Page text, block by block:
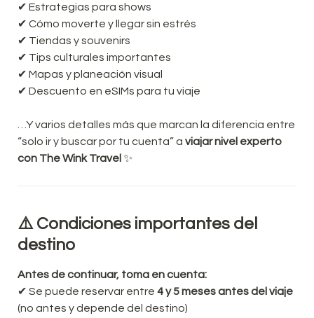
✔ Estrategias para shows
✔ Cómo moverte y llegar sin estrés
✔ Tiendas y souvenirs
✔ Tips culturales importantes
✔ Mapas y planeación visual
✔ Descuento en eSIMs para tu viaje
…Y varios detalles más que marcan la diferencia entre
“solo ir y buscar por tu cuenta” a viajar nivel experto
con The Wink Travel ✨
⚠️ Condiciones importantes del
destino
Antes de continuar, toma en cuenta:
✔ Se puede reservar entre 4 y 5 meses antes del viaje
(no antes y depende del destino)